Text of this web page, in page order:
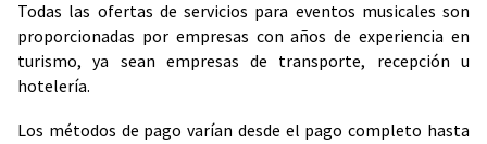
Todas las ofertas de servicios para eventos musicales son
proporcionadas por empresas con años de experiencia en
turismo, ya sean empresas de transporte, recepción u
hotelería.
Los métodos de pago varían desde el pago completo hasta